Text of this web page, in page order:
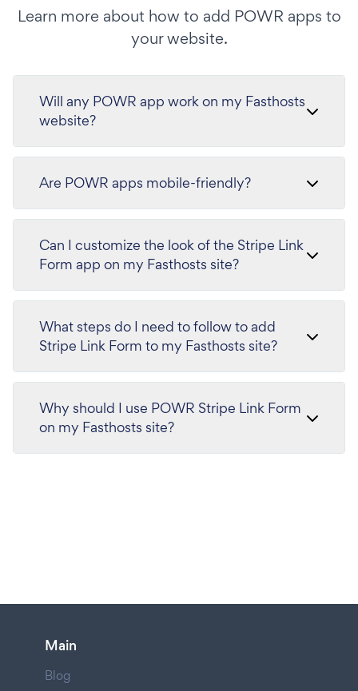
Learn more about how to add POWR apps to
your website.
Will any POWR app work on my Fasthosts
website?
Are POWR apps mobile-friendly?
Can I customize the look of the Stripe Link
Form app on my Fasthosts site?
What steps do I need to follow to add
Stripe Link Form to my Fasthosts site?
Why should I use POWR Stripe Link Form
on my Fasthosts site?
Main
Blog